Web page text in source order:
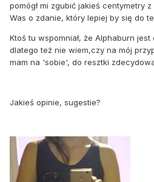
pomógł mi zgubić jakieś centymetry
Was o zdanie, który lepiej by się do
Ktoś tu wspomniał, że Alphaburn
dlatego też nie wiem,czy na mój
mam na 'sobie', do resztki
Jakieś opinie, sugestie?